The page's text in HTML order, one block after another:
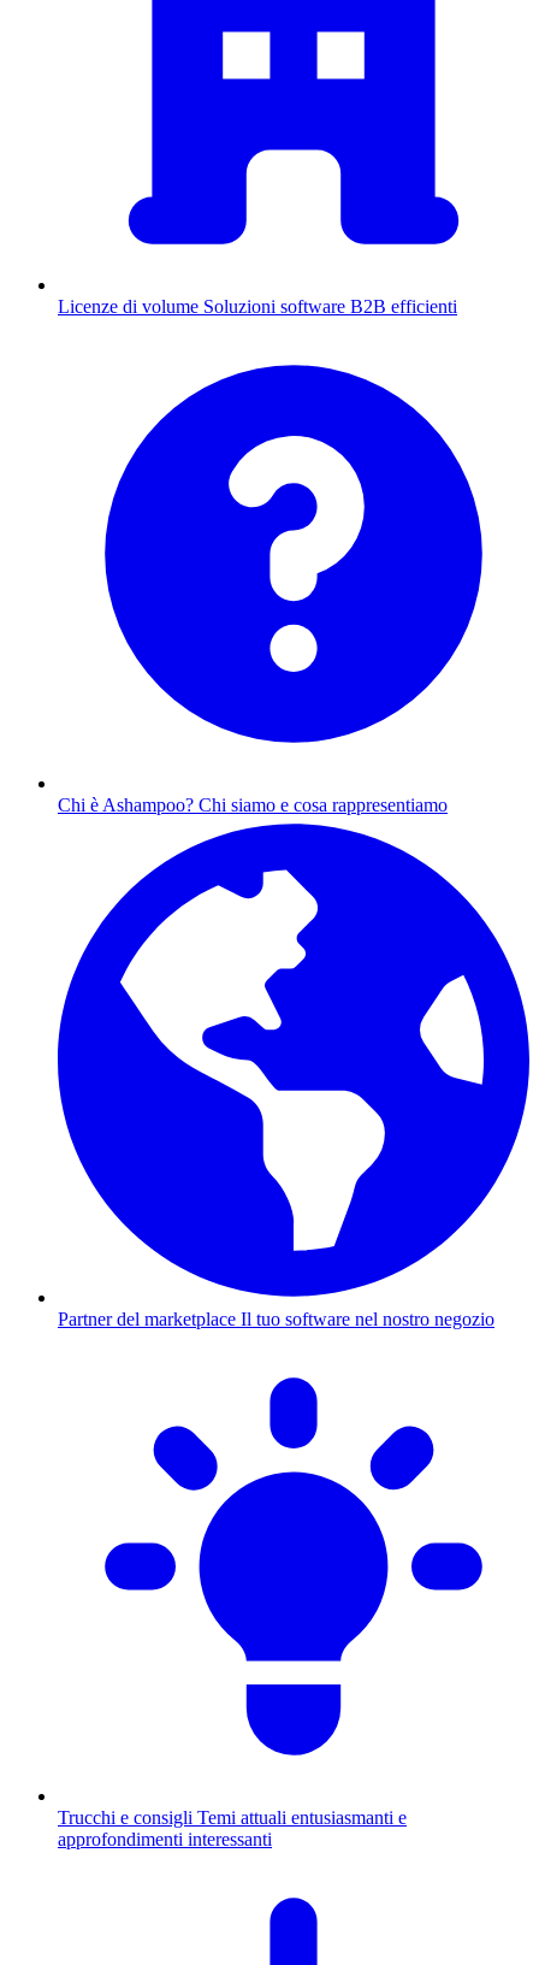
Licenze di volume Soluzioni software B2B efficienti
Chi è Ashampoo? Chi siamo e cosa rappresentiamo
Partner del marketplace Il tuo software nel nostro negozio
Trucchi e consigli Temi attuali entusiasmanti e
approfondimenti interessanti